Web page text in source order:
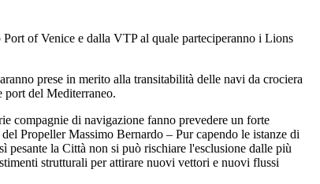
of Venice e dalla VTP al quale parteciperanno i Lions
prese in merito alla transitabilità delle navi da crociera
port del Mediterraneo.
compagnie di navigazione fanno prevedere un forte
Propeller Massimo Bernardo – Pur capendo le istanze di
la Città non si può rischiare l'esclusione dalle più
strutturali per attirare nuovi vettori e nuovi flussi